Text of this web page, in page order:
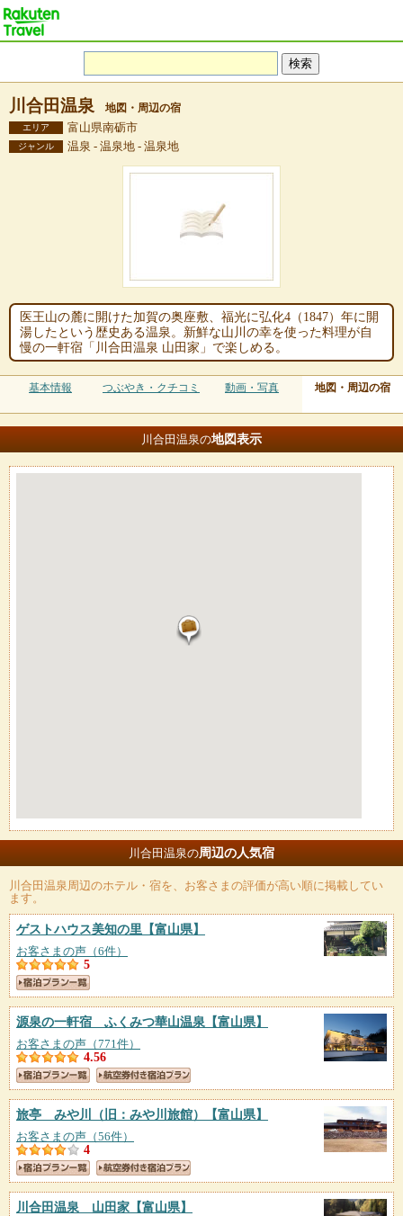
川合田温泉 地図・周辺の宿
エリア 富山県南砺市
ジャンル 温泉 - 温泉地 - 温泉地
医王山の麓に開けた加賀の奥座敷、福光に弘化4（1847）年に開
湯したという歴史ある温泉。新鮮な山川の幸を使った料理が自
慢の一軒宿「川合田温泉 山田家」で楽しめる。
基本情報 つぶやき・クチコミ 動画・写真 地図・周辺の宿
川合田温泉の地図表示
川合田温泉の周辺の人気宿
川合田温泉周辺のホテル・宿を、お客さまの評価が高い順に掲載してい
ます。
ゲストハウス美知の里 【富山県】
お客さまの声（6件）
5
源泉の一軒宿 ふくみつ華山温泉 【富山県】
お客さまの声（771件）
4.56
旅亭 みや川（旧：みや川旅館） 【富山県】
お客さまの声（56件）
4
川合田温泉 山田家 【富山県】